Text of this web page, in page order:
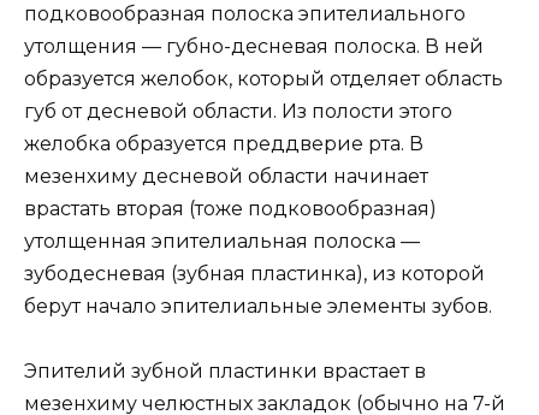
подковообразная полоска эпителиального
утолщения — губно-десневая полоска. В ней
образуется желобок, который отделяет область
губ от десневой области. Из полости этого
желобка образуется преддверие рта. В
мезенхиму десневой области начинает
врастать вторая (тоже подковообразная)
утолщенная эпителиальная полоска —
зубодесневая (зубная пластинка), из которой
берут начало эпителиальные элементы зубов.
Эпителий зубной пластинки врастает в
мезенхиму челюстных закладок (обычно на 7-й